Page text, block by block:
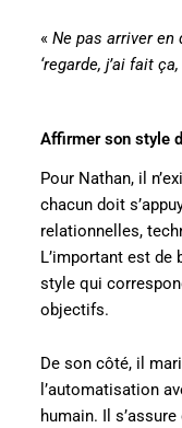
« Ne pas arriver en
‘regarde, j’ai fait
Affirmer son style
Pour Nathan, il
chacun doit
relationnelles,
L’important est de
style qui
objectifs.
De son côté, il
l’automatisation
humain. Il